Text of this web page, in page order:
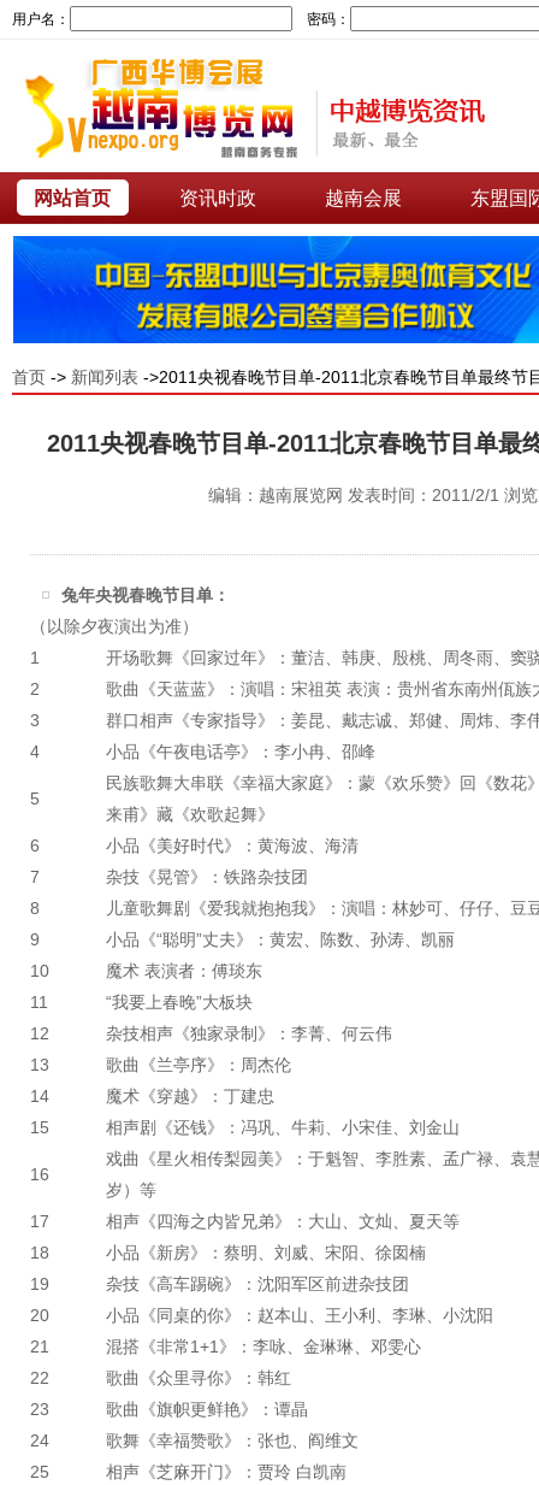
用户名： 密码：
网站首页 资讯时政 越南会展 东盟国
首页 -> 新闻列表 ->2011央视春晚节目单-2011北京春晚节目单最终节
2011央视春晚节目单-2011北京春晚节目单最
编辑：越南展览网 发表时间：2011/2/1 浏
兔年央视春晚节目单：
（以除夕夜演出为准）
1
开场歌舞《回家过年》：董洁、韩庚、殷桃、周冬雨、窦
2
歌曲《天蓝蓝》：演唱：宋祖英 表演：贵州省东南州佤族
3
群口相声《专家指导》：姜昆、戴志诚、郑健、周炜、李
4
小品《午夜电话亭》：李小冉、邵峰
5
民族歌舞大串联《幸福大家庭》：蒙《欢乐赞》回《数花
来甫》藏《欢歌起舞》
6
小品《美好时代》：黄海波、海清
7
杂技《晃管》：铁路杂技团
8
儿童歌舞剧《爱我就抱抱我》：演唱：林妙可、仔仔、豆
9
小品《“聪明”丈夫》：黄宏、陈数、孙涛、凯丽
10
魔术 表演者：傅琰东
11
“我要上春晚”大板块
12
杂技相声《独家录制》：李菁、何云伟
13
歌曲《兰亭序》：周杰伦
14
魔术《穿越》：丁建忠
15
相声剧《还钱》：冯巩、牛莉、小宋佳、刘金山
16
戏曲《星火相传梨园美》：于魁智、李胜素、孟广禄、袁
岁）等
17
相声《四海之内皆兄弟》：大山、文灿、夏天等
18
小品《新房》：蔡明、刘威、宋阳、徐囡楠
19
杂技《高车踢碗》：沈阳军区前进杂技团
20
小品《同桌的你》：赵本山、王小利、李琳、小沈阳
21
混搭《非常1+1》：李咏、金琳琳、邓雯心
22
歌曲《众里寻你》：韩红
23
歌曲《旗帜更鲜艳》：谭晶
24
歌舞《幸福赞歌》：张也、阎维文
25
相声《芝麻开门》：贾玲 白凯南